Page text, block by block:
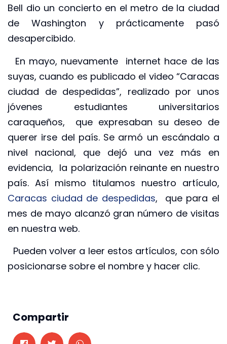
Bell dio un concierto en el metro de la ciudad
de Washington y prácticamente pasó
desapercibido.
En mayo, nuevamente internet hace de las
suyas, cuando es publicado el video “Caracas
ciudad de despedidas”, realizado por unos
jóvenes estudiantes universitarios
caraqueños, que expresaban su deseo de
querer irse del país. Se armó un escándalo a
nivel nacional, que dejó una vez más en
evidencia, la polarización reinante en nuestro
país. Así mismo titulamos nuestro artículo,
Caracas ciudad de despedidas, que para el
mes de mayo alcanzó gran número de visitas
en nuestra web.
Pueden volver a leer estos artículos, con sólo
posicionarse sobre el nombre y hacer clic.
Compartir